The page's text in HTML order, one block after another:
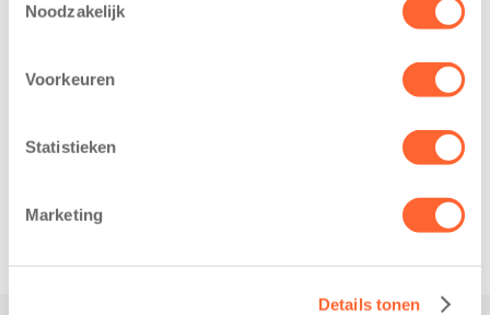
Noodzakelijk
Voorkeuren
Statistieken
Marketing
Details tonen